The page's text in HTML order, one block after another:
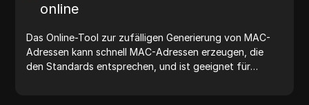
generieren. Vereinfachen Sie Ihren Arbeitsablauf und
Sie jetzt IP-Adressen!
online
Das Online-Tool zur zufälligen Generierung von MAC-
Adressen kann schnell MAC-Adressen erzeugen, die
den Standards entsprechen, und ist geeignet für